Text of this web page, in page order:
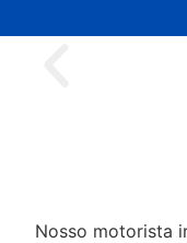
Nosso motorista